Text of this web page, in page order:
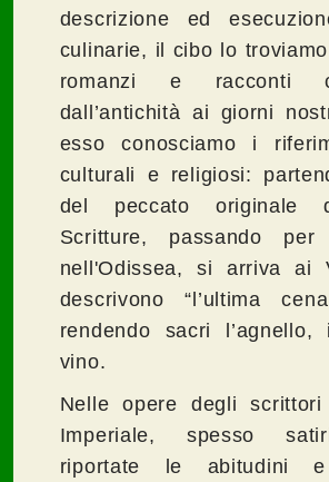
descrizione ed
culinarie, il cibo lo
romanzi e racconti
dall’antichità ai giorni
esso conosciamo i
culturali e religiosi:
del peccato originale
Scritture, passando
nell'Odissea, si arriva ai
descrivono “l’ultima
rendendo sacri
vino.
Nelle opere degli scrittori
Imperiale, spesso
riportate le abitudini